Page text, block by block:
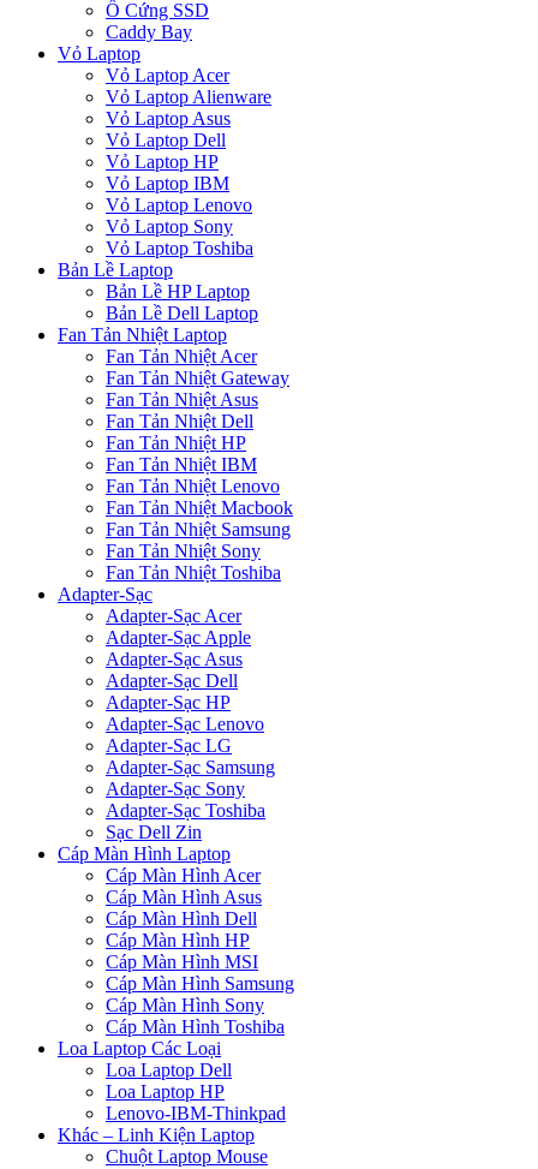
Ổ Cứng SSD
Caddy Bay
Vỏ Laptop
Vỏ Laptop Acer
Vỏ Laptop Alienware
Vỏ Laptop Asus
Vỏ Laptop Dell
Vỏ Laptop HP
Vỏ Laptop IBM
Vỏ Laptop Lenovo
Vỏ Laptop Sony
Vỏ Laptop Toshiba
Bản Lề Laptop
Bản Lề HP Laptop
Bản Lề Dell Laptop
Fan Tản Nhiệt Laptop
Fan Tản Nhiệt Acer
Fan Tản Nhiệt Gateway
Fan Tản Nhiệt Asus
Fan Tản Nhiệt Dell
Fan Tản Nhiệt HP
Fan Tản Nhiệt IBM
Fan Tản Nhiệt Lenovo
Fan Tản Nhiệt Macbook
Fan Tản Nhiệt Samsung
Fan Tản Nhiệt Sony
Fan Tản Nhiệt Toshiba
Adapter-Sạc
Adapter-Sạc Acer
Adapter-Sạc Apple
Adapter-Sạc Asus
Adapter-Sạc Dell
Adapter-Sạc HP
Adapter-Sạc Lenovo
Adapter-Sạc LG
Adapter-Sạc Samsung
Adapter-Sạc Sony
Adapter-Sạc Toshiba
Sạc Dell Zin
Cáp Màn Hình Laptop
Cáp Màn Hình Acer
Cáp Màn Hình Asus
Cáp Màn Hình Dell
Cáp Màn Hình HP
Cáp Màn Hình MSI
Cáp Màn Hình Samsung
Cáp Màn Hình Sony
Cáp Màn Hình Toshiba
Loa Laptop Các Loại
Loa Laptop Dell
Loa Laptop HP
Lenovo-IBM-Thinkpad
Khác – Linh Kiện Laptop
Chuột Laptop Mouse